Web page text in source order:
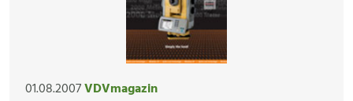
01.08.2007VDVmagazin